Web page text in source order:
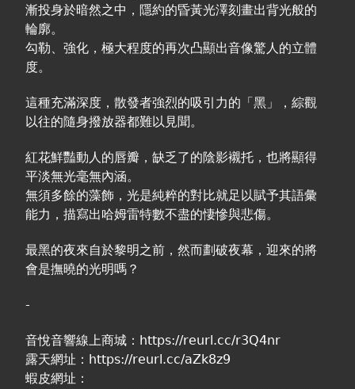
漸投身於暗然之中，隱約的昏黃光澤刻畫出背光般的
輪廓。
勾勒、強化，極大程度的再次凸顯出音像驚人的立體
度。
這種充滿深度，散發者強烈的吸引力的「黑」，綜觀
以往的隨身撥放器都難以見聞。
紅花鮮豔動人的唇瓣，缺乏了的陰影襯托，也將顯得
平淡無光毫無內涵。
無須多餘的藻飾，光是純粹的對比就足以賦予其語彙
能力，描寫出哈姆雷特數不盡的悽慘與悲傷。
最黑的夜來自於黎明之前，然而劃破夜幕，迎來的將
會是撫曉的光明嗎？
-
音悅音響線上商城： https://reurl.cc/r3Q4nr
露天網址： https://reurl.cc/aZk8z9
蝦皮網址：